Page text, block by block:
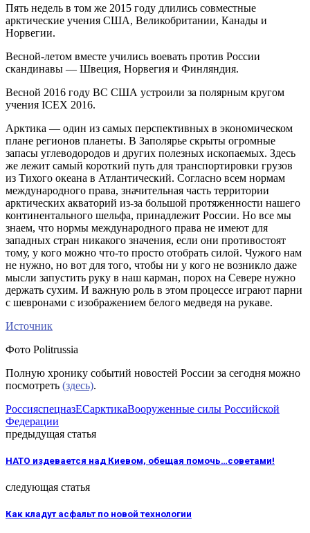
Пять недель в том же 2015 году длились совместные
арктические учения США, Великобритании, Канады и
Норвегии.
Весной-летом вместе учились воевать против России
скандинавы — Швеция, Норвегия и Финляндия.
Весной 2016 году ВС США устроили за полярным кругом
учения ICEX 2016.
Арктика — один из самых перспективных в экономическом
плане регионов планеты. В Заполярье скрыты огромные
запасы углеводородов и других полезных ископаемых. Здесь
же лежит самый короткий путь для транспортировки грузов
из Тихого океана в Атлантический. Согласно всем нормам
международного права, значительная часть территории
арктических акваторий из-за большой протяженности нашего
континентального шельфа, принадлежит России. Но все мы
знаем, что нормы международного права не имеют для
западных стран никакого значения, если они противостоят
тому, у кого можно что-то просто отобрать силой. Чужого нам
не нужно, но вот для того, чтобы ни у кого не возникло даже
мысли запустить руку в наш карман, порох на Севере нужно
держать сухим. И важную роль в этом процессе играют парни
с шевронами с изображением белого медведя на рукаве.
Источник
Фото Politrussia
Полную хронику событий новостей России за сегодня можно
посмотреть (здесь).
РоссияспецназЕСарктикаВооруженные силы Российской
Федерации
предыдущая статья
НАТО издевается над Киевом, обещая помочь…советами!
следующая статья
Как кладут асфальт по новой технологии